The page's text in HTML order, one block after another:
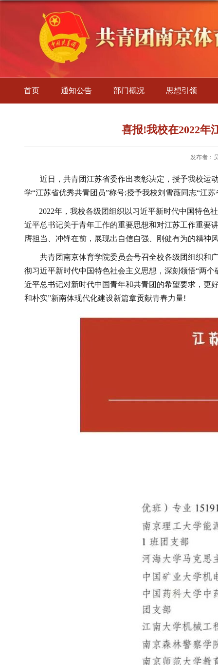
首页 通知公告 部门概况 思想引领
喜报!我校在2022年
发布者：
近日，共青团江苏省委作出表彰决定，授予我校运
学“江苏省优秀共青团员”称号;授予我校刘雪薇同志“江
2022年，我校各级团组织以习近平新时代中国特色
近平总书记关于青年工作的重要思想和对江苏工作重要
膺担当、冲锋在前，展现出自信自强、刚健有为的精神
共青团南京体育学院委员会号召全校各级团组织和
彻习近平新时代中国特色社会主义思想，深刻领悟“两
近平总书记对新时代中国青年和共青团的希望要求，更
和朴实”新南体现代化建设新篇章贡献青春力量!